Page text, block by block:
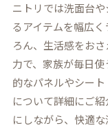
ニトリでは洗面台
るアイテムを幅広
ろん、生活感をお
力で、家族が毎日
的なパネルやシー
について詳細にご
にしながら、快適